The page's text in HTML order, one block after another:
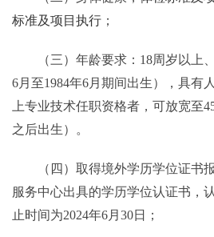
标准及项目执行 ；
（三）年龄要求：18周岁以上
6月至1984年6月期间出生），具有
上专业技术任职资格者，可放宽至
之后出生）。
（四）取得境外学历学位证书
服务中心出具的学历学位认证书，
止时间为2024年6月30日；